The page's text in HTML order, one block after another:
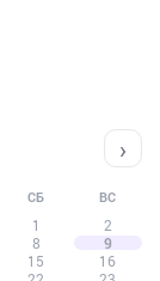
›
СБ ВС
1
2
8
9
15
16